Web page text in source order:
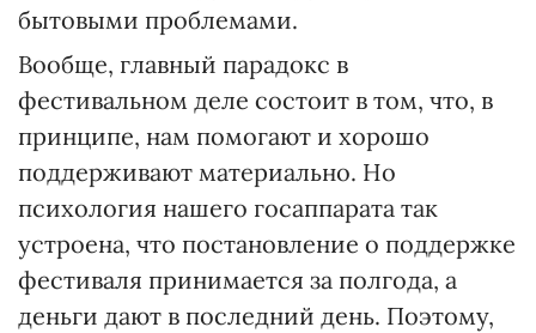
бытовыми проблемами.
Вообще, главный парадокс в
фестивальном деле состоит в том, что, в
принципе, нам помогают и хорошо
поддерживают материально. Но
психология нашего госаппарата так
устроена, что постановление о поддержке
фестиваля принимается за полгода, а
деньги дают в последний день. Поэтому,